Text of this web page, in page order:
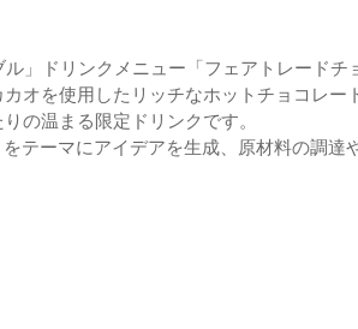
」ドリンクメニュー「フェアトレードチ
オを使用したリッチなホットチョコレー
の温まる限定ドリンクです。
テーマにアイデアを生成、原材料の調達